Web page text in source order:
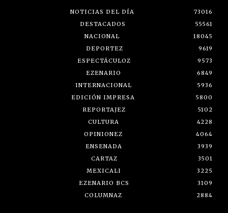
NOTICIAS DEL DÍA
73016
DESTACADOS
55561
NACIONAL
18045
DEPORTEZ
9619
ESPECTÁCULOZ
9573
EZENARIO
6849
INTERNACIONAL
5936
EDICIÓN IMPRESA
5800
REPORTAJEZ
5102
CULTURA
4228
OPINIONEZ
4064
ENSENADA
3939
CARTAZ
3501
MEXICALI
3225
EZENARIO BCS
3109
COLUMNAZ
2884